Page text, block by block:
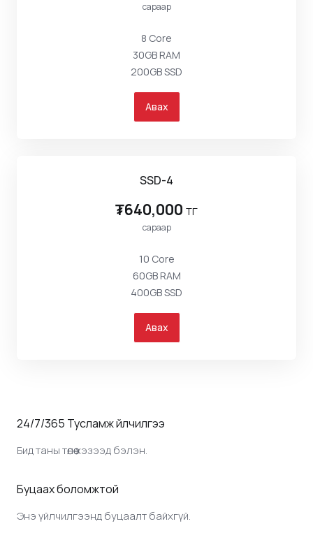
сараар
8 Core
30GB RAM
200GB SSD
Авах
SSD-4
₮640,000 төг
сараар
10 Core
60GB RAM
400GB SSD
Авах
24/7/365 Тусламж үйлчилгээ
Бид таны төлөө хэзээд бэлэн.
Буцаах боломжтой
Энэ үйлчилгээнд буцаалт байхгүй.